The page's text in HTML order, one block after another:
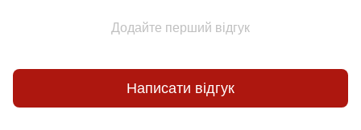
Додайте перший відгук
Написати відгук